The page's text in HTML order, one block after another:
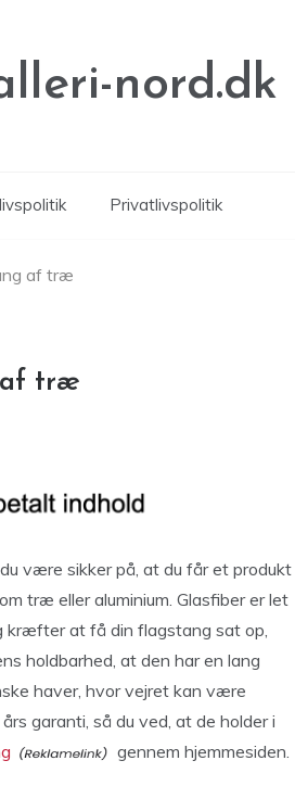
nord.dk
Privatlivspolitik
af træ
af træ
være sikker på, at du får et produkt
træ eller aluminium. Glasfiber er let
kræfter at få din flagstang sat op,
holdbarhed, at den har en lang
haver, hvor vejret kan være
garanti, så du ved, at de holder i
gennem hjemmesiden.